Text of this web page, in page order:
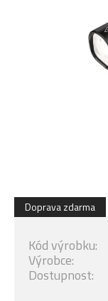
Doprava zdarma
Dostupnost:
Výrobce:
Kód výrobku: